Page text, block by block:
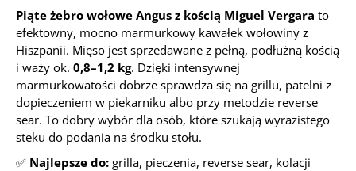
Piąte żebro wołowe Angus z kością Miguel Vergara to
efektowny, mocno marmurkowy kawałek wołowiny z
Hiszpanii. Mięso jest sprzedawane z pełną, podłużną kością
i waży ok. 0,8–1,2 kg. Dzięki intensywnej
marmurkowatości dobrze sprawdza się na grillu, patelni z
dopieczeniem w piekarniku albo przy metodzie reverse
sear. To dobry wybór dla osób, które szukają wyrazistego
steku do podania na środku stołu.
✅ Najlepsze do: grilla, pieczenia, reverse sear, kolacji